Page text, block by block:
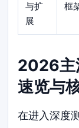
与扩
展
框
2026主
速览与
在进入深度